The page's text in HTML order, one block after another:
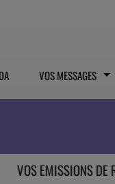
VOS MESSAGES
VOS EMISSIONS DE